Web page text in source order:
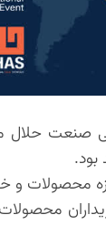
بین المللی صنعت
تخصصی در حوزه